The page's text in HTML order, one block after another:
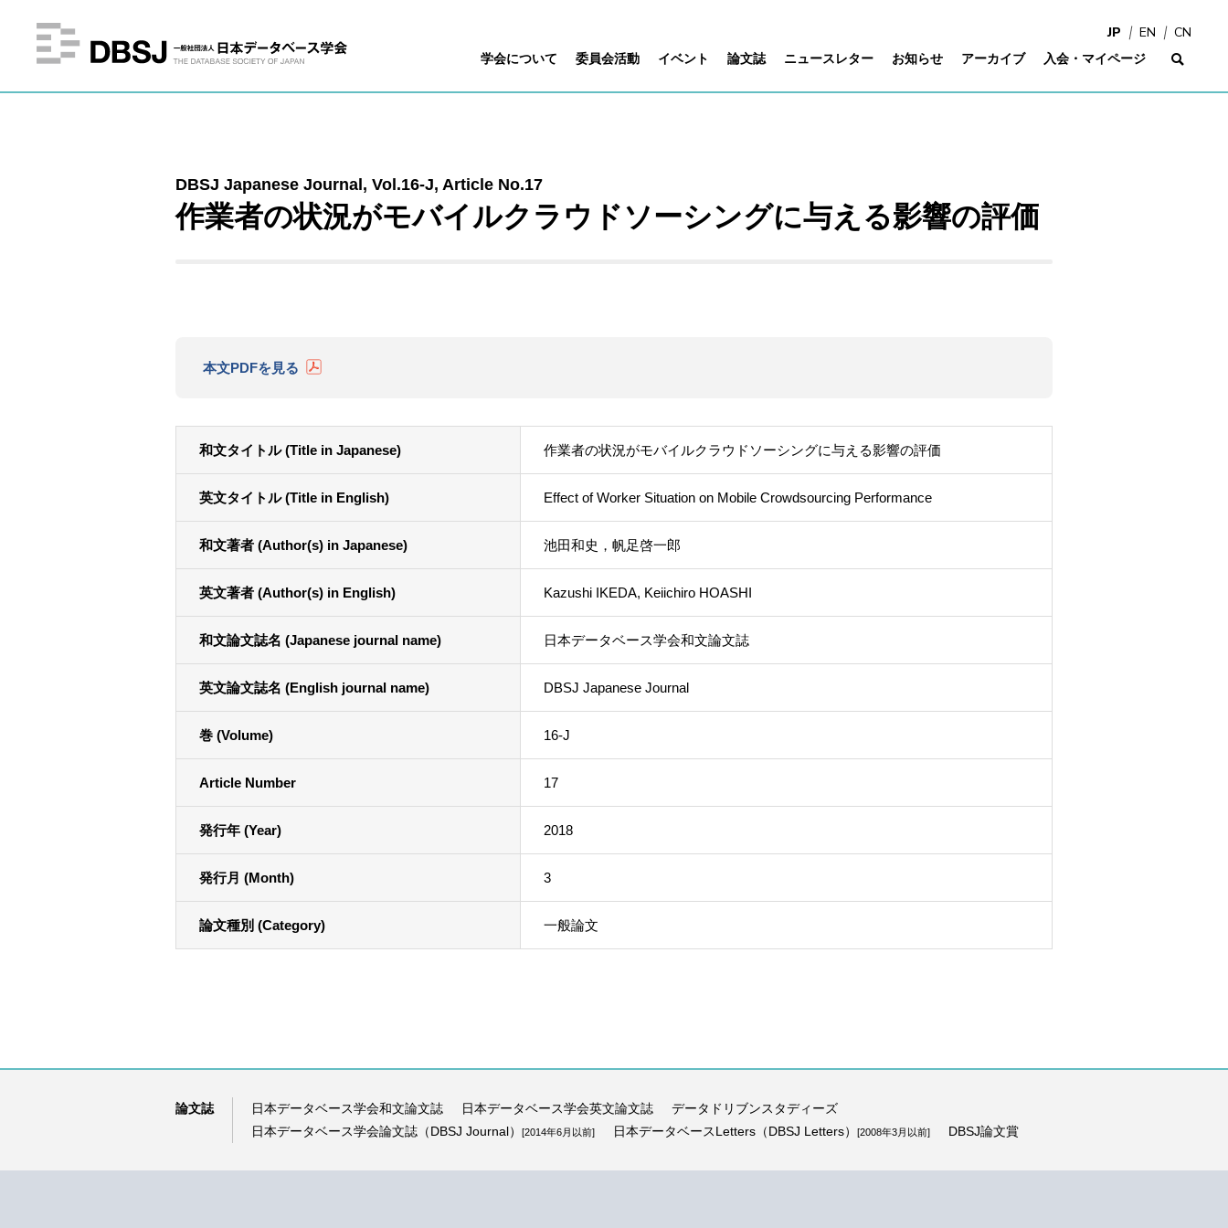
学会について 委員会活動 イベント 論文誌 ニュースレター お知らせ アーカイブ 入会・マイページ
JP EN CN
DBSJ Japanese Journal, Vol.16-J, Article No.17
作業者の状況がモバイルクラウドソーシングに与える影響の評価
本文PDFを見る
和文タイトル (Title in Japanese) 作業者の状況がモバイルクラウドソーシングに与える影響の評価
英文タイトル (Title in English) Effect of Worker Situation on Mobile Crowdsourcing Performance
和文著者 (Author(s) in Japanese) 池田和史，帆足啓一郎
英文著者 (Author(s) in English) Kazushi IKEDA, Keiichiro HOASHI
和文論文誌名 (Japanese journal name) 日本データベース学会和文論文誌
英文論文誌名 (English journal name) DBSJ Japanese Journal
巻 (Volume) 16-J
Article Number 17
発行年 (Year) 2018
発行月 (Month) 3
論文種別 (Category) 一般論文
論文誌 日本データベース学会和文論文誌 日本データベース学会英文論文誌
データドリブンスタディーズ
日本データベース学会論文誌（DBSJ Journal）
[2014年6月以前] 日本データベースLetters（DBSJ Letters） [2008年3月以前] DBSJ論文賞